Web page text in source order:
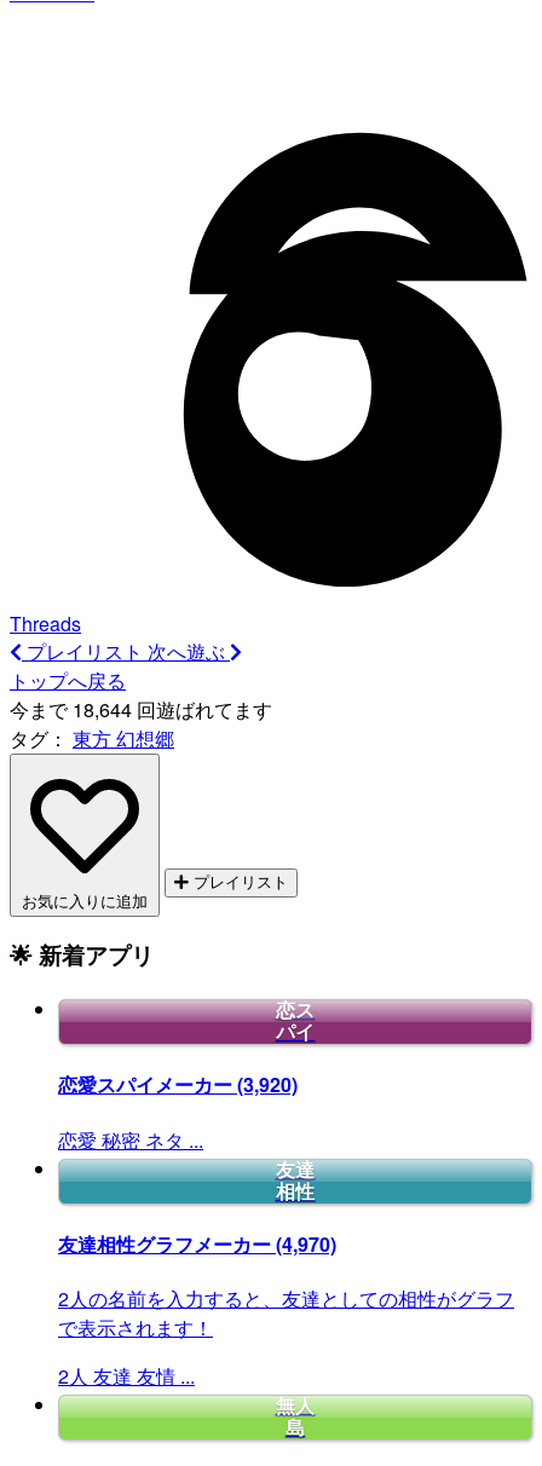
Threads
プレイリスト 次へ遊ぶ
トップへ戻る
今まで 18,644 回遊ばれてます
タグ： 東方幻想郷
お気に入りに追加
プレイリスト
🌟 新着アプリ
恋ス
パイ
恋愛スパイメーカー(3,920)
恋愛 秘密 ネタ ...
友達
相性
友達相性グラフメーカー(4,970)
2人の名前を入力すると、友達としての相性がグラフ
で表示されます！
2人 友達 友情 ...
無人
島